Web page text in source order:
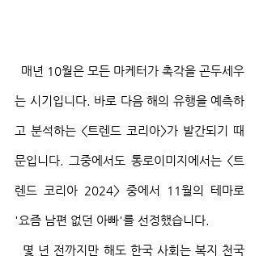
는 시기입니다. 바로 다음 해의 유행을 예측하
고 분석하는 <트렌드 코리아>가 발간되기 때
문입니다. 그중에서도 통로이미지에서는 <트
렌드 코리아 2024> 중에서 11월의 테마로
'요즘 남편 없던 아빠'를 선정했습니다.